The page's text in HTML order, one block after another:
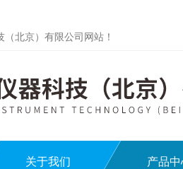
北京）有限公司网站！
关于我们 产品中